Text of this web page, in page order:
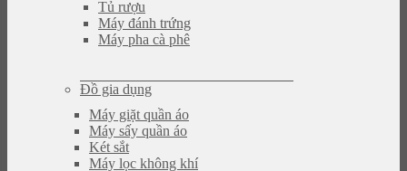
Tủ rượu
Máy đánh trứng
Máy pha cà phê
Đồ gia dụng
Máy giặt quần áo
Máy sấy quần áo
Két sắt
Máy lọc không khí